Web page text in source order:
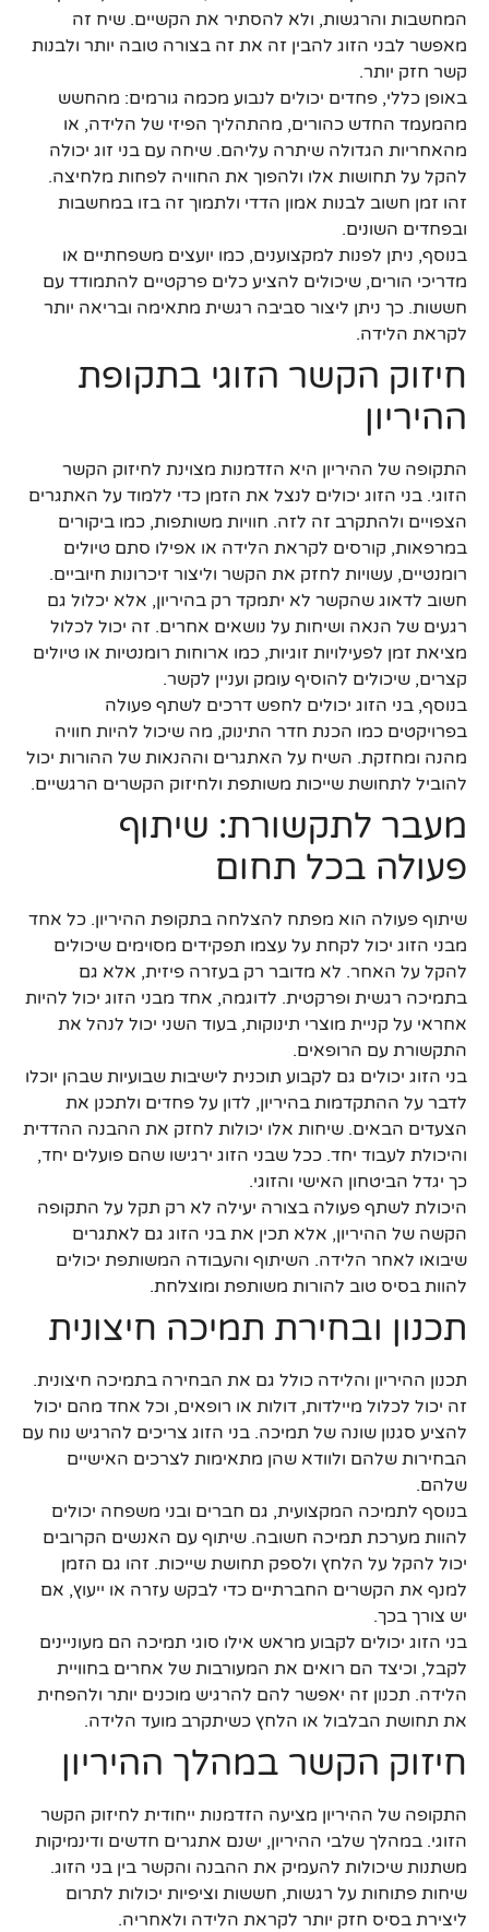
המחשבות והרגשות, ולא להסתיר את הקשיים. שיח זה
מאפשר לבני הזוג להבין זה את זה בצורה טובה יותר ולבנות
קשר חזק יותר.
באופן כללי, פחדים יכולים לנבוע מכמה גורמים: מהחשש
מהמעמד החדש כהורים, מהתהליך הפיזי של הלידה, או
מהאחריות הגדולה שיתרה עליהם. שיחה עם בני זוג יכולה
להקל על תחושות אלו ולהפוך את החוויה לפחות מלחיצה.
זהו זמן חשוב לבנות אמון הדדי ולתמוך זה בזו במחשבות
ובפחדים השונים.
בנוסף, ניתן לפנות למקצוענים, כמו יועצים משפחתיים או
מדריכי הורים, שיכולים להציע כלים פרקטיים להתמודד עם
חששות. כך ניתן ליצור סביבה רגשית מתאימה ובריאה יותר
לקראת הלידה.
חיזוק הקשר הזוגי בתקופת
ההיריון
התקופה של ההיריון היא הזדמנות מצוינת לחיזוק הקשר
הזוגי. בני הזוג יכולים לנצל את הזמן כדי ללמוד על האתגרים
הצפויים ולהתקרב זה לזה. חוויות משותפות, כמו ביקורים
במרפאות, קורסים לקראת הלידה או אפילו סתם טיולים
רומנטיים, עשויות לחזק את הקשר וליצור זיכרונות חיוביים.
חשוב לדאוג שהקשר לא יתמקד רק בהיריון, אלא יכלול גם
רגעים של הנאה ושיחות על נושאים אחרים. זה יכול לכלול
מציאת זמן לפעילויות זוגיות, כמו ארוחות רומנטיות או טיולים
קצרים, שיכולים להוסיף עומק ועניין לקשר.
בנוסף, בני הזוג יכולים לחפש דרכים לשתף פעולה
בפרויקטים כמו הכנת חדר התינוק, מה שיכול להיות חוויה
מהנה ומחזקת. השיח על האתגרים וההנאות של ההורות יכול
להוביל לתחושת שייכות משותפת ולחיזוק הקשרים הרגשיים.
מעבר לתקשורת: שיתוף
פעולה בכל תחום
שיתוף פעולה הוא מפתח להצלחה בתקופת ההיריון. כל אחד
מבני הזוג יכול לקחת על עצמו תפקידים מסוימים שיכולים
להקל על האחר. לא מדובר רק בעזרה פיזית, אלא גם
בתמיכה רגשית ופרקטית. לדוגמה, אחד מבני הזוג יכול להיות
אחראי על קניית מוצרי תינוקות, בעוד השני יכול לנהל את
התקשורת עם הרופאים.
בני הזוג יכולים גם לקבוע תוכנית לישיבות שבועיות שבהן יוכלו
לדבר על ההתקדמות בהיריון, לדון על פחדים ולתכנן את
הצעדים הבאים. שיחות אלו יכולות לחזק את ההבנה ההדדית
והיכולת לעבוד יחד. ככל שבני הזוג ירגישו שהם פועלים יחד,
כך יגדל הביטחון האישי והזוגי.
היכולת לשתף פעולה בצורה יעילה לא רק תקל על התקופה
הקשה של ההיריון, אלא תכין את בני הזוג גם לאתגרים
שיבואו לאחר הלידה. השיתוף והעבודה המשותפת יכולים
להוות בסיס טוב להורות משותפת ומוצלחת.
תכנון ובחירת תמיכה חיצונית
תכנון ההיריון והלידה כולל גם את הבחירה בתמיכה חיצונית.
זה יכול לכלול מיילדות, דולות או רופאים, וכל אחד מהם יכול
להציע סגנון שונה של תמיכה. בני הזוג צריכים להרגיש נוח עם
הבחירות שלהם ולוודא שהן מתאימות לצרכים האישיים
שלהם.
בנוסף לתמיכה המקצועית, גם חברים ובני משפחה יכולים
להוות מערכת תמיכה חשובה. שיתוף עם האנשים הקרובים
יכול להקל על הלחץ ולספק תחושת שייכות. זהו גם הזמן
למנף את הקשרים החברתיים כדי לבקש עזרה או ייעוץ, אם
יש צורך בכך.
בני הזוג יכולים לקבוע מראש אילו סוגי תמיכה הם מעוניינים
לקבל, וכיצד הם רואים את המעורבות של אחרים בחוויית
הלידה. תכנון זה יאפשר להם להרגיש מוכנים יותר ולהפחית
את תחושת הבלבול או הלחץ כשיתקרב מועד הלידה.
חיזוק הקשר במהלך ההיריון
התקופה של ההיריון מציעה הזדמנות ייחודית לחיזוק הקשר
הזוגי. במהלך שלבי ההיריון, ישנם אתגרים חדשים ודינמיקות
משתנות שיכולות להעמיק את ההבנה והקשר בין בני הזוג.
שיחות פתוחות על רגשות, חששות וציפיות יכולות לתרום
ליצירת בסיס חזק יותר לקראת הלידה ולאחריה.